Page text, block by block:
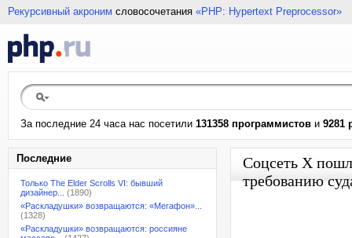
Рекурсивный акроним словосочетания «PHP: Hypertext Preprocessor»
За последние 24 часа нас посетили 131358 программистов и 9281
Последние
Только The Elder Scrolls VI: бывший
дизайнер...
(1890)
«Раскладушки» возвращаются: «Мегафон»...
(1328)
«Раскладушки» возвращаются: россияне
Соцсеть X
требованию